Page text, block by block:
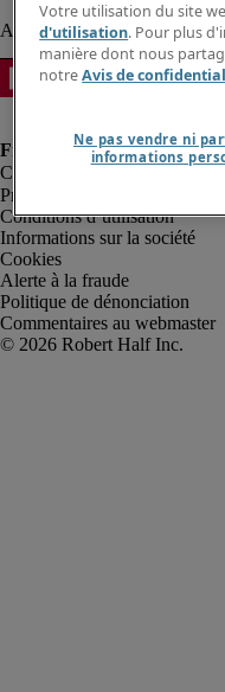
Protection des données
Conditions d’utilisation
Informations sur la société
Cookies
Alerte à la fraude
Politique de dénonciation
Commentaires au webmaster
Votre utilisation du site
d'utilisation. Pour plus
manière dont nous
notreAvis de
Ne pas vendre ni
informations